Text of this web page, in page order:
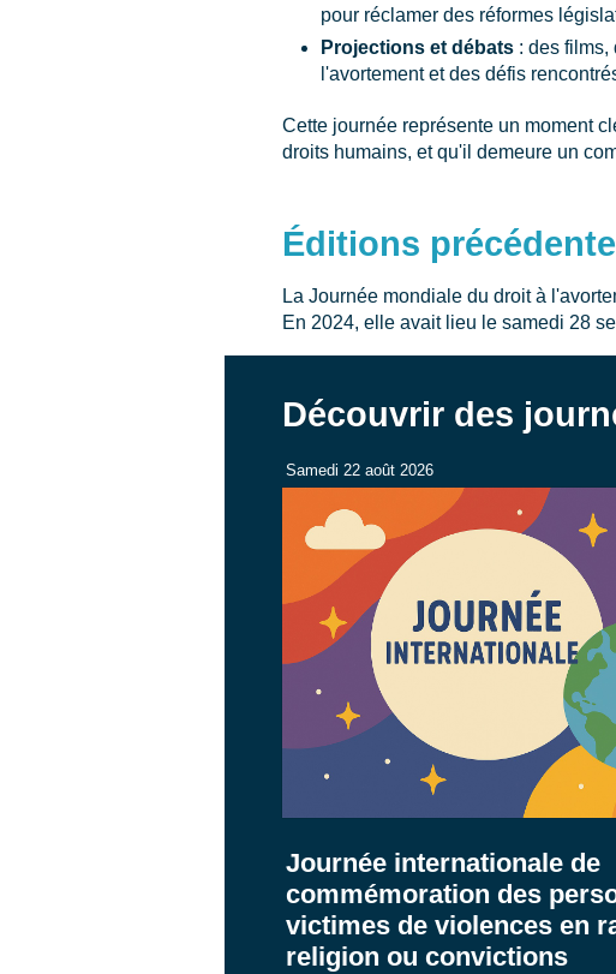
pour réclamer des réformes
Projections et débats : des films,
l'avortement et des défis
Cette journée représente un moment
droits humains, et qu'il demeure un
Éditions
La Journée mondiale du droit à
En 2024, elle avait lieu le samedi 28
Découvrir des
Samedi 22 août 2026
Journée internationale de
commémoration des
victimes de violences en
religion ou convictions